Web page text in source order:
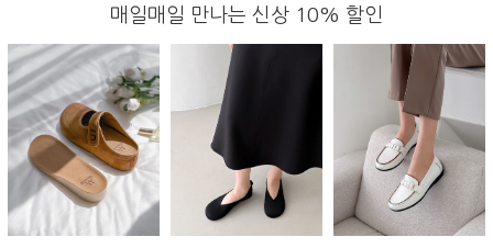
매일매일 만나는 신상 10% 할인